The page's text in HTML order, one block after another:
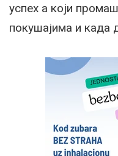
успех а који
покушајима и када